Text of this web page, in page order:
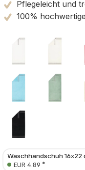
Pflegeleicht und
100%
Waschhandschuh 16x22
EUR 4.89 *